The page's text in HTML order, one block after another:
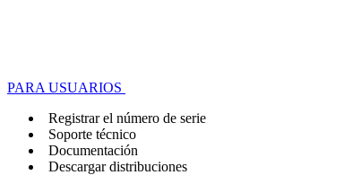
PARA USUARIOS
Registrar el número de serie
Soporte técnico
Documentación
Descargar distribuciones